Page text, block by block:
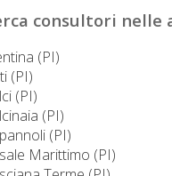
consultori nelle
(PI)
(PI)
(PI)
(PI)
(PI)
Marittimo (PI)